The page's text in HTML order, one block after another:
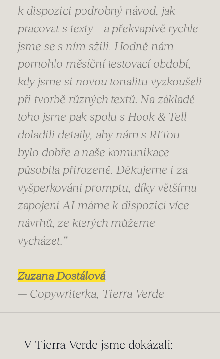
k dispozici podrobný návod, jak
pracovat s texty – a překvapivě rychle
jsme se s ním sžili. Hodně nám
pomohlo měsíční testovací období,
kdy jsme si novou tonalitu vyzkoušeli
při tvorbě různých textů. Na základě
toho jsme pak spolu s Hook & Tell
doladili detaily, aby nám s RITou
bylo dobře a naše komunikace
působila přirozeně. Děkujeme i za
vyšperkování promptu, díky většímu
zapojení AI máme k dispozici více
návrhů, ze kterých můžeme
vycházet.“
Zuzana Dostálová
— Copywriterka, Tierra Verde
V Tierra Verde jsme dokázali: